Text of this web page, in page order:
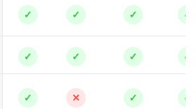
✓ ✓ ✓ ✓
✓ ✓ ✓ ✓
✓ ✕ ✓ ✓